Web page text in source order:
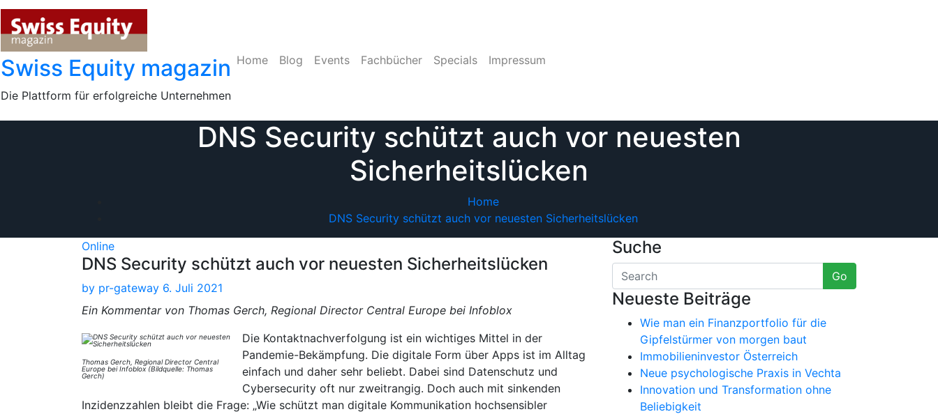
Skip
content
Swiss Equity magazin
Die Plattform für erfolgreiche Unternehmen
Home Blog Events Fachbücher Specials Impressum
DNS Security schützt auch vor neuesten
Sicherheitslücken
Home
DNS Security schützt auch vor neuesten Sicherheitslücken
Online
DNS Security schützt auch vor neuesten Sicherheitslücken
by pr-gateway 6. Juli 2021
Ein Kommentar von Thomas Gerch, Regional Director Central Europe bei Infoblox
Thomas Gerch, Regional Director Central
Europe bei Infoblox (Bildquelle: Thomas
Gerch)
Die Kontaktnachverfolgung ist ein wichtiges Mittel in der
Pandemie-Bekämpfung. Die digitale Form über Apps ist im Alltag
einfach und daher sehr beliebt. Dabei sind Datenschutz und
Cybersecurity oft nur zweitrangig. Doch auch mit sinkenden
Inzidenzzahlen bleibt die Frage: „Wie schützt man digitale Kommunikation hochsensibler
Suche
Go
Neueste Beiträge
Wie man ein Finanzportfolio für die
Gipfelstürmer von morgen baut
Immobilieninvestor Österreich
Neue psychologische Praxis in Vechta
Innovation und Transformation ohne
Beliebigkeit